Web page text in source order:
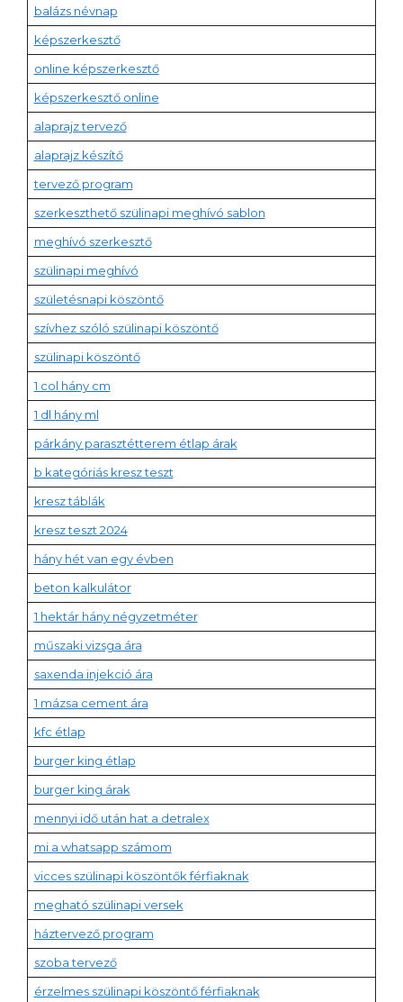
balázs névnap
képszerkesztő
online képszerkesztő
képszerkesztő online
alaprajz tervező
alaprajz készítő
tervező program
szerkeszthető szülinapi meghívó sablon
meghívó szerkesztő
szülinapi meghívó
születésnapi köszöntő
szívhez szóló szülinapi köszöntő
szülinapi köszöntő
1 col hány cm
1 dl hány ml
párkány parasztétterem étlap árak
b kategóriás kresz teszt
kresz táblák
kresz teszt 2024
hány hét van egy évben
beton kalkulátor
1 hektár hány négyzetméter
műszaki vizsga ára
saxenda injekció ára
1 mázsa cement ára
kfc étlap
burger king étlap
burger king árak
mennyi idő után hat a detralex
mi a whatsapp számom
vicces szülinapi köszöntők férfiaknak
megható szülinapi versek
háztervező program
szoba tervező
érzelmes szülinapi köszöntő férfiaknak